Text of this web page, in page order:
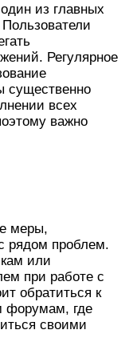
из главных
Регулярное
существенно
всех
важно
меры,
рядом проблем.
или
при работе с
обратиться к
форумам, где
своими